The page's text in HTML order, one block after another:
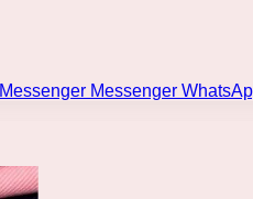
Messenger Messenger